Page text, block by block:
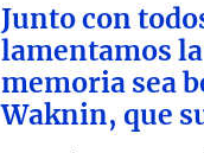
Junto con
lamentamos
memoria sea
Waknin, que